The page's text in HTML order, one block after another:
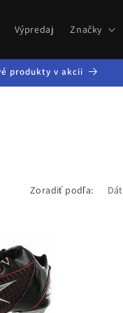
Výpredaj Značky
produkty v akcii
Zoradiť podľa: